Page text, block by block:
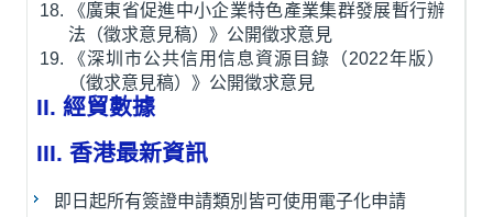
《廣東省促進中小企業特色產業集群發展暫行辦
法（徵求意見稿）》公開徵求意見
《深圳市公共信用信息資源目錄（2022年版）
（徵求意見稿）》公開徵求意見
II. 經貿數據
III. 香港最新資訊
即日起所有簽證申請類別皆可使用電子化申請